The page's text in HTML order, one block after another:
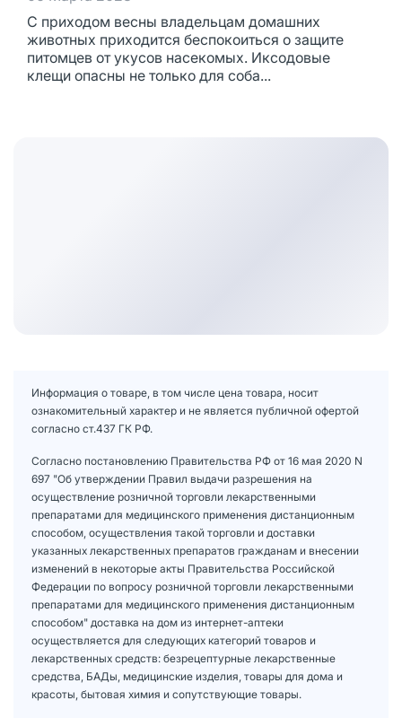
С приходом весны владельцам домашних
животных приходится беспокоиться о защите
питомцев от укусов насекомых. Иксодовые
клещи опасны не только для соба...
Информация о товаре, в том числе цена товара, носит
ознакомительный характер и не является публичной офертой
согласно ст.437 ГК РФ.
Согласно постановлению Правительства РФ от 16 мая 2020 N
697 "Об утверждении Правил выдачи разрешения на
осуществление розничной торговли лекарственными
препаратами для медицинского применения дистанционным
способом, осуществления такой торговли и доставки
указанных лекарственных препаратов гражданам и внесении
изменений в некоторые акты Правительства Российской
Федерации по вопросу розничной торговли лекарственными
препаратами для медицинского применения дистанционным
способом" доставка на дом из интернет-аптеки
осуществляется для следующих категорий товаров и
лекарственных средств: безрецептурные лекарственные
средства, БАДы, медицинские изделия, товары для дома и
красоты, бытовая химия и сопутствующие товары.